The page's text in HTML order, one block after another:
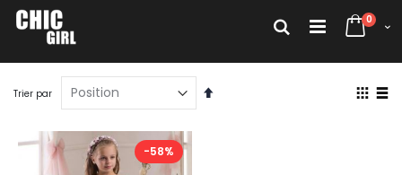
Rechercher Cart
0
Trier par
en
-58%